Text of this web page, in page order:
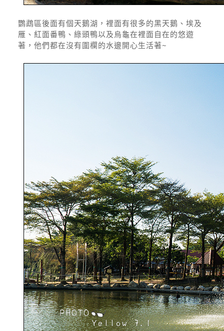
鸚鵡區後面有個天鵝湖，裡面有很多的黑天鵝、埃及
雁、紅面番鴨、綠頭鴨以及烏龜在裡面自在的悠遊
著，他們都在沒有圍欄的水邊開心生活著~